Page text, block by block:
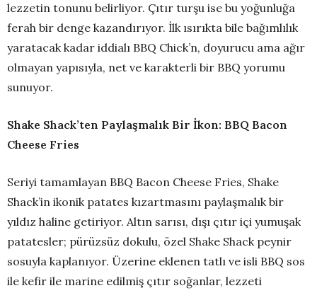
lezzetin tonunu belirliyor. Çıtır turşu ise bu yoğunluğa
ferah bir denge kazandırıyor. İlk ısırıkta bile bağımlılık
yaratacak kadar iddialı BBQ Chick’n, doyurucu ama ağır
olmayan yapısıyla, net ve karakterli bir BBQ yorumu
sunuyor.
Shake Shack’ten Paylaşmalık Bir İkon: BBQ Bacon
Cheese Fries
Seriyi tamamlayan BBQ Bacon Cheese Fries, Shake
Shack’in ikonik patates kızartmasını paylaşmalık bir
yıldız haline getiriyor. Altın sarısı, dışı çıtır içi yumuşak
patatesler; pürüzsüz dokulu, özel Shake Shack peynir
sosuyla kaplanıyor. Üzerine eklenen tatlı ve isli BBQ sos
ile kefir ile marine edilmiş çıtır soğanlar, lezzeti